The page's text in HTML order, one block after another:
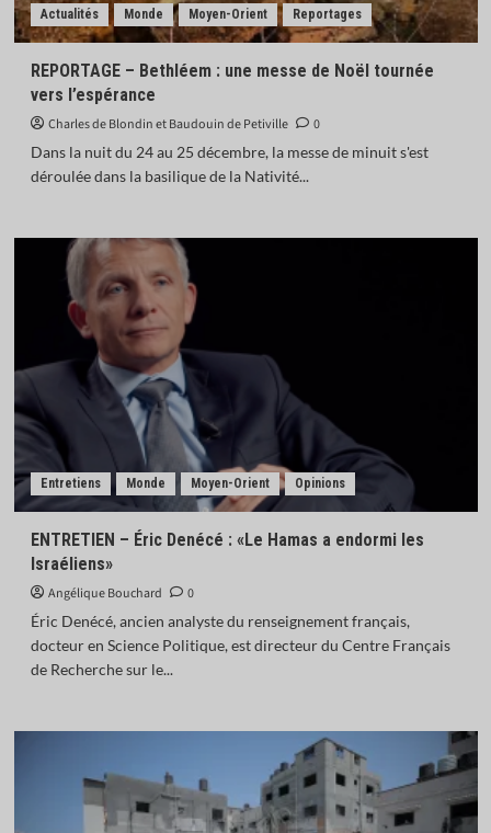
Actualités Monde Moyen-Orient Reportages
REPORTAGE – Bethléem : une messe de Noël tournée
vers l’espérance
Charles de Blondin et Baudouin de Petiville
0
Dans la nuit du 24 au 25 décembre, la messe de minuit s'est
déroulée dans la basilique de la Nativité...
Entretiens Monde Moyen-Orient Opinions
ENTRETIEN – Éric Denécé : «Le Hamas a endormi les
Israéliens»
Angélique Bouchard
0
Éric Denécé, ancien analyste du renseignement français,
docteur en Science Politique, est directeur du Centre Français
de Recherche sur le...